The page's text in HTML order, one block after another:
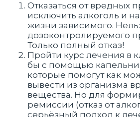
Отказаться от вредных
исключить алкоголь и
жизни зависимого.
дозоконтролируемого
Только полный отказ!
Пройти курс лечения в
бы с помощью
которые помогут как
вывести из организма
вещества. Но для
ремиссии (отказ от
серьёзный подход к